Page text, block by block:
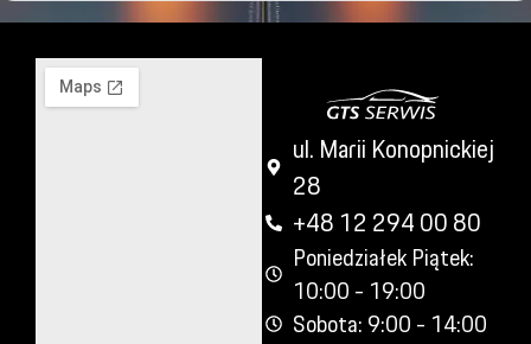
ul. Marii Konopnickiej
28
+48 12 294 00 80
Poniedziałek Piątek:
10:00 - 19:00
Sobota: 9:00 - 14:00